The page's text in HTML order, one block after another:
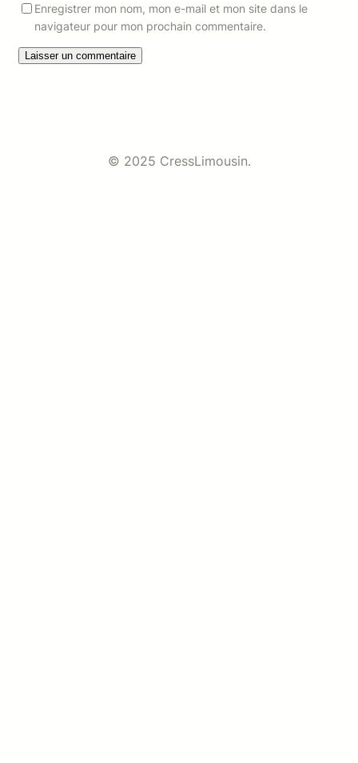
Enregistrer mon nom, mon e-mail et mon site dans le
navigateur pour mon prochain commentaire.
© 2025 CressLimousin.